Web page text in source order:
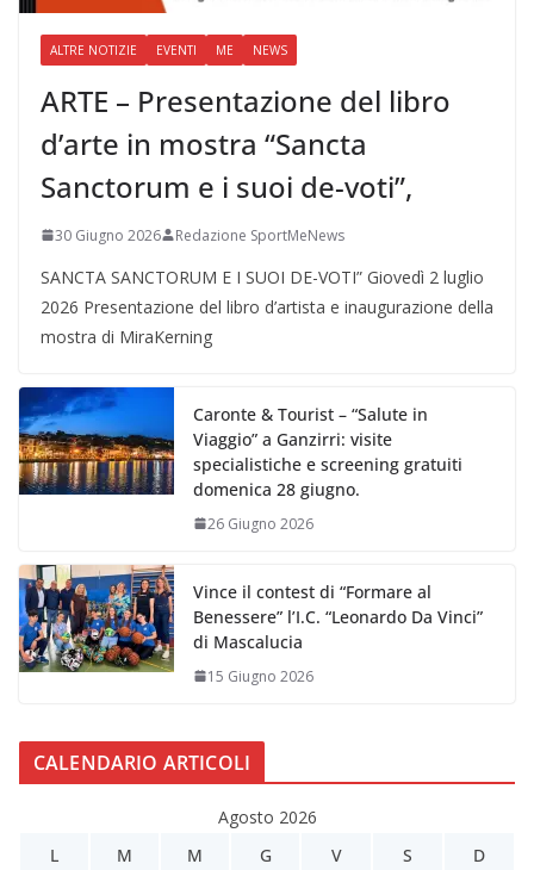
ALTRE NOTIZIE EVENTI ME NEWS
ARTE – Presentazione del libro
d’arte in mostra “Sancta
Sanctorum e i suoi de-voti”,
30 Giugno 2026 Redazione SportMeNews
SANCTA SANCTORUM E I SUOI DE-VOTI” Giovedì 2 luglio
2026 Presentazione del libro d’artista e inaugurazione della
mostra di MiraKerning
Caronte & Tourist – “Salute in
Viaggio” a Ganzirri: visite
specialistiche e screening gratuiti
domenica 28 giugno.
26 Giugno 2026
Vince il contest di “Formare al
Benessere” l’I.C. “Leonardo Da Vinci”
di Mascalucia
15 Giugno 2026
CALENDARIO ARTICOLI
Agosto 2026
L
M M G V S D